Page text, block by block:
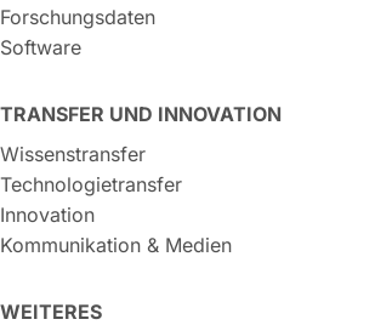
Forschungsdaten
Software
TRANSFER UND INNOVATION
Wissenstransfer
Technologietransfer
Innovation
Kommunikation & Medien
WEITERES